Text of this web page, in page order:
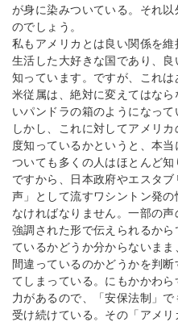
が身に染みついている。それ
のでしょう。
私もアメリカとは良い関係を
生活した大好きな国であり、
知っています。ですが、これ
米従属は、絶対に変えてはな
いパンドラの箱のようになって
しかし、これに対してアメリ
度知っているかというと、本
ついても多くの人はほとんど知
ですから、日本政府やエスタ
声」として流すワシントン発
なければなりません。一部の
強調された形で伝えられるか
ているかどうか分からないまま
間違っているのかどうかを判
てしまっている。にもかかわ
力があるので、「安保法制」
受け続けている。その「アメ